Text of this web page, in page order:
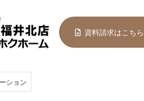
資料請求はこちら
ション